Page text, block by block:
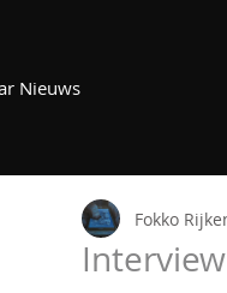
Nieuws
Fokko